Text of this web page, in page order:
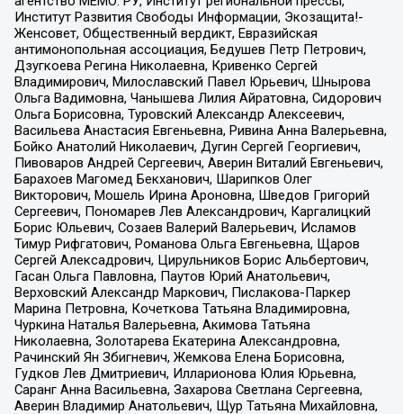
Институт Развития Свободы Информации, Экозащита!-
Женсовет, Общественный вердикт, Евразийская
антимонопольная ассоциация, Бедушев Петр Петрович,
Дзугкоева Регина Николаевна, Кривенко Сергей
Владимирович, Милославский Павел Юрьевич, Шнырова
Ольга Вадимовна, Чанышева Лилия Айратовна, Сидорович
Ольга Борисовна, Туровский Александр Алексеевич,
Васильева Анастасия Евгеньевна, Ривина Анна Валерьевна,
Бойко Анатолий Николаевич, Дугин Сергей Георгиевич,
Пивоваров Андрей Сергеевич, Аверин Виталий Евгеньевич,
Барахоев Магомед Бекханович, Шарипков Олег
Викторович, Мошель Ирина Ароновна, Шведов Григорий
Сергеевич, Пономарев Лев Александрович, Каргалицкий
Борис Юльевич, Созаев Валерий Валерьевич, Исламов
Тимур Рифгатович, Романова Ольга Евгеньевна, Щаров
Сергей Алексадрович, Цирульников Борис Альбертович,
Гасан Ольга Павловна, Паутов Юрий Анатольевич,
Верховский Александр Маркович, Пислакова-Паркер
Марина Петровна, Кочеткова Татьяна Владимировна,
Чуркина Наталья Валерьевна, Акимова Татьяна
Николаевна, Золотарева Екатерина Александровна,
Рачинский Ян Збигневич, Жемкова Елена Борисовна,
Гудков Лев Дмитриевич, Илларионова Юлия Юрьевна,
Саранг Анна Васильевна, Захарова Светлана Сергеевна,
Аверин Владимир Анатольевич, Щур Татьяна Михайловна,